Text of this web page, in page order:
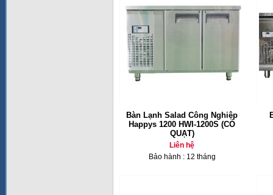
Bàn Lạnh Salad Công Nghiệp
Happys 1200 HWI-1200S (CÓ
QUẠT)
Liên hệ
Bảo hành : 12 tháng